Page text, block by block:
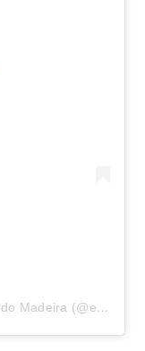
Uma publicação partilhada por Eduardo Madeira (@eduardo.madeira8)